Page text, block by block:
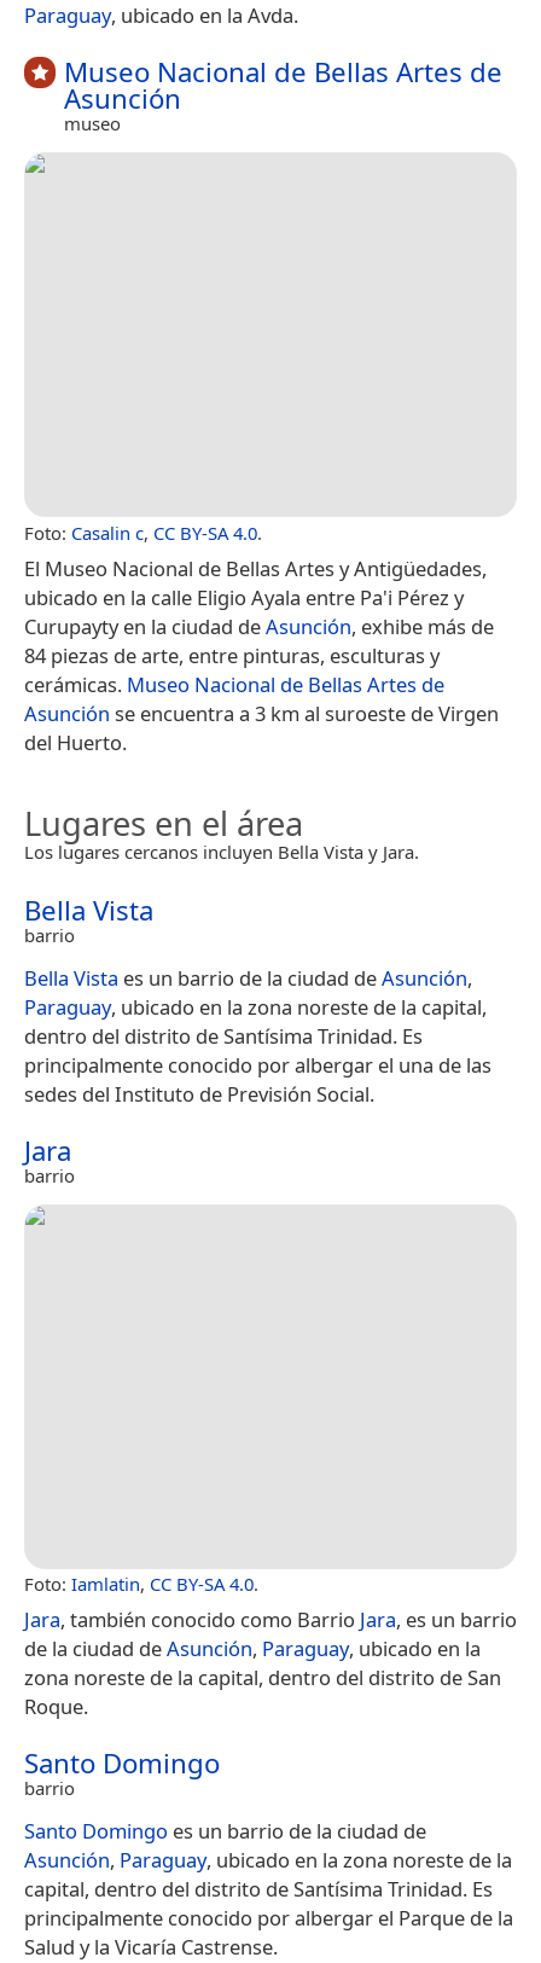
Paraguay, ubicado en la Avda.
Museo Nacional de Bellas Artes de
Asunción
museo
Foto: Casalin c, CC BY-SA 4.0.
El Museo Nacional de Bellas Artes y Antigüedades,
ubicado en la calle Eligio Ayala entre Pa'i Pérez y
Curupayty en la ciudad deAsunción, exhibe más de
84 piezas de arte, entre pinturas, esculturas y
cerámicas. Museo Nacional de Bellas Artes de
Asunción se encuentra a 3 km al suroeste de Virgen
del Huerto.
Lugares en el área
Los lugares cercanos incluyen Bella Vista y Jara.
Bella Vista
barrio
Bella Vista es un barrio de la ciudad deAsunción,
Paraguay, ubicado en la zona noreste de la capital,
dentro del distrito de Santísima Trinidad. Es
principalmente conocido por albergar el una de las
sedes del Instituto de Previsión Social.
Jara
barrio
Foto: Iamlatin, CC BY-SA 4.0.
Jara, también conocido como Barrio Jara, es un barrio
de la ciudad deAsunción, Paraguay, ubicado en la
zona noreste de la capital, dentro del distrito de San
Roque.
Santo Domingo
barrio
Santo Domingo es un barrio de la ciudad de
Asunción, Paraguay, ubicado en la zona noreste de la
capital, dentro del distrito de Santísima Trinidad. Es
principalmente conocido por albergar el Parque de la
Salud y la Vicaría Castrense.